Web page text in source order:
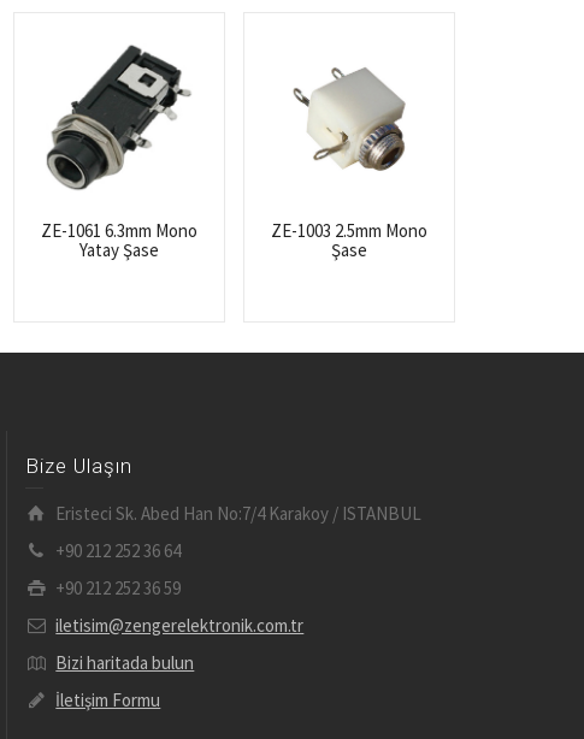
ZE-1061 6.3mm Mono
Yatay Şase
ZE-1003 2.5mm Mono
Şase
Bize Ulaşın
Eristeci Sk. Abed Han No:7/4 Karakoy / ISTANBUL
+90 212 252 36 64
+90 212 252 36 59
iletisim@zengerelektronik.com.tr
Bizi haritada bulun
İletişim Formu